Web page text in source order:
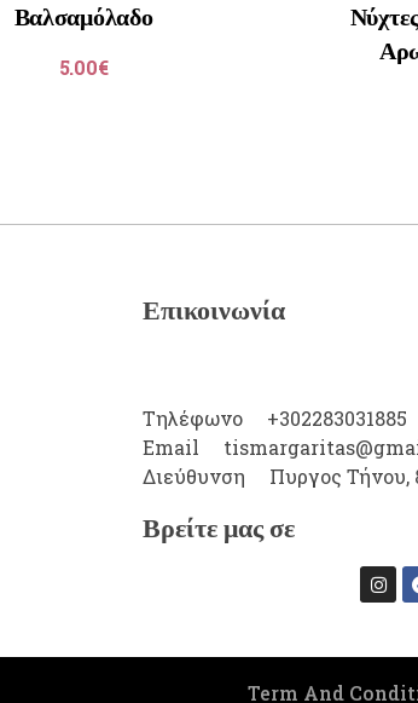
Βαλσαμόλαδο
5.00€
Επικοινωνία
Τηλέφωνο
+302283031885
Email
Διεύθυνση
Πυργος Τήνου,
Βρείτε μας σε
Term And